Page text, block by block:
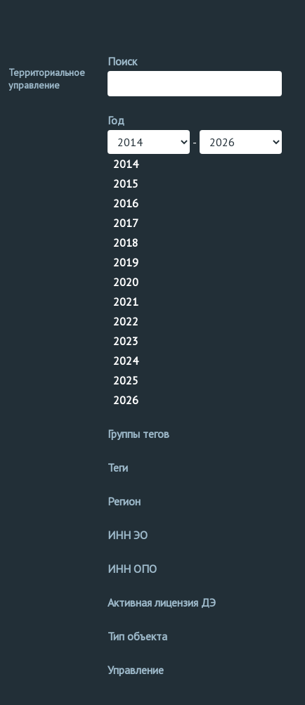
Территориальное
управление
Поиск
Год
-
2014
2015
2016
2017
2018
2019
2020
2021
2022
2023
2024
2025
2026
Группы тегов
Теги
Регион
ИНН ЭО
ИНН ОПО
Активная лицензия ДЭ
Тип объекта
Управление